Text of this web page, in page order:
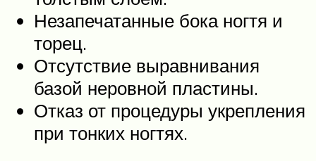
Незапечатанные бока ногтя и
торец.
Отсутствие выравнивания
базой неровной пластины.
Отказ от процедуры укрепления
при тонких ногтях.